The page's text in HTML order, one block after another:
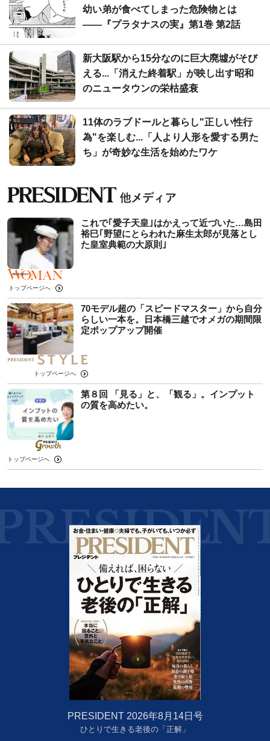
幼い弟が食べてしまった危険物とは
――『プラタナスの実』第1巻 第2話
新大阪駅から15分なのに巨大廃墟がそび
える...「消えた終着駅」が映し出す昭和
のニュータウンの栄枯盛衰
11体のラブドールと暮らし"正しい性行
為"を楽しむ...「人より人形を愛する男た
ち」が奇妙な生活を始めたワケ
これで｢愛子天皇｣はかえって近づいた…島田
裕巳｢野望にとらわれた麻生太郎が見落とし
た皇室典範の大原則｣
トップページへ
70モデル超の「スピードマスター」から自分
らしい一本を。日本橋三越でオメガの期間限
定ポップアップ開催
トップページへ
第８回 「見る」と、「観る」。インプット
の質を高めたい。
トップページへ
PRESIDENT 2026年8月14日号
ひとりで生きる老後の「正解」